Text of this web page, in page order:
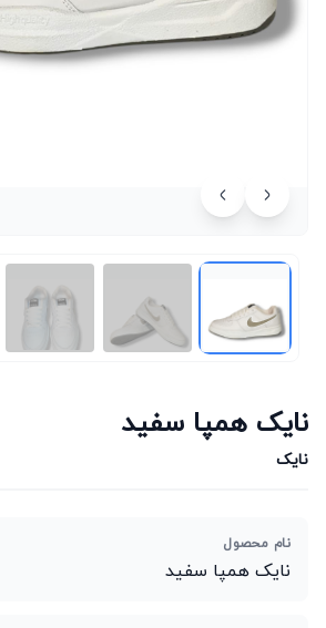
نایک همپا سفید
نایک
نام محصول
نایک همپا سفید